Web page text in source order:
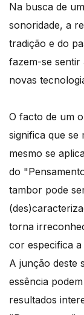
Na busca de
sonoridade, a
tradição e do
fazem-se sentir
novas
O facto de um
significa que se
mesmo se
do
tambor pode
torna
cor especifica a
A junção deste
essência
resultados